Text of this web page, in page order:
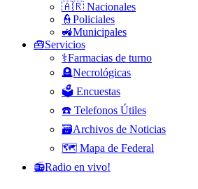
🇦🇷 Nacionales
👮Policiales
🚜Municipales
🧰Servicios
⚕️Farmacias de turno
🪦Necrológicas
🗳️ Encuestas
☎️ Telefonos Útiles
🗃️Archivos de Noticias
🗺️ Mapa de Federal
📻Radio en vivo!